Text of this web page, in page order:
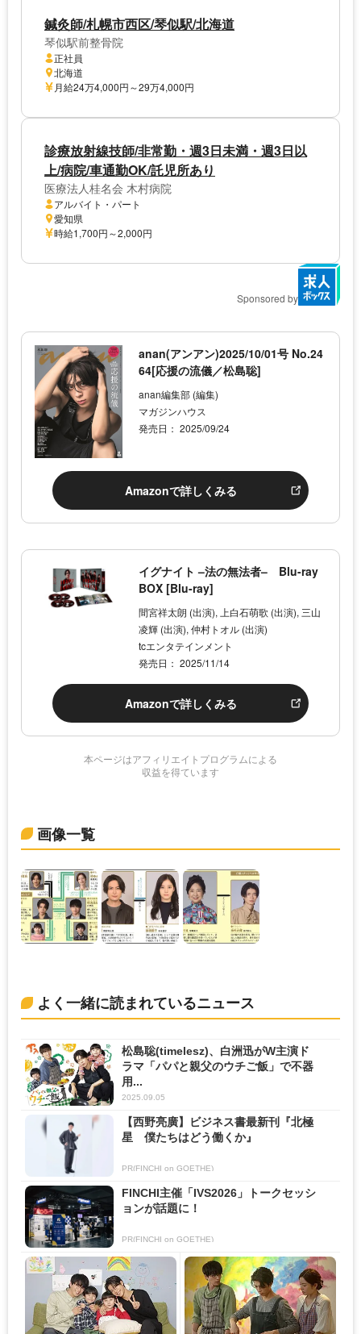
鍼灸師/札幌市西区/琴似駅/北海道
琴似駅前整骨院
正社員
北海道
月給24万4,000円～29万4,000円
診療放射線技師/非常勤・週3日未満・週3日以
上/病院/車通勤OK/託児所あり
医療法人桂名会 木村病院
アルバイト・パート
愛知県
時給1,700円～2,000円
Sponsored by
anan(アンアン)2025/10/01号 No.24
64[応援の流儀／松島聡]
anan編集部 (編集)
マガジンハウス
発売日： 2025/09/24
Amazonで詳しくみる
イグナイト –法の無法者– Blu-ray
BOX [Blu-ray]
間宮祥太朗 (出演), 上白石萌歌 (出演), 三山
凌輝 (出演), 仲村トオル (出演)
tcエンタテインメント
発売日： 2025/11/14
Amazonで詳しくみる
本ページはアフィリエイトプログラムによる
収益を得ています
画像一覧
よく一緒に読まれているニュース
松島聡(timelesz)、白洲迅がW主演ド
ラマ「パパと親父のウチご飯」で不器
用...
2025.09.05
【西野亮廣】ビジネス書最新刊『北極
星 僕たちはどう働くか』
PR(FINCHI on GOETHE)
FINCHI主催「IVS2026」トークセッシ
ョンが話題に！
PR(FINCHI on GOETHE)